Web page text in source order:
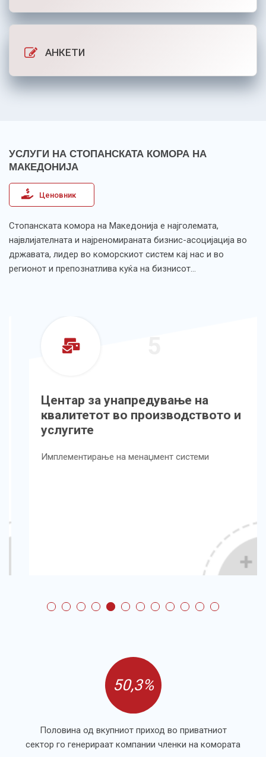
АНКЕТИ
УСЛУГИ НА СТОПАНСКАТА КОМОРА НА
МАКЕДОНИЈА
Ценовник
Стопанската комора на Македонија е најголемата,
највлијателната и најреномираната бизнис-асоцијација во
државата, лидер во коморскиот систем кај нас и во
регионот и препознатлива куќа на бизнисот…
Центар за унапредување на
квалитетот во производството и
услугите
Имплементирање на менаџмент системи
50,3%
Половина од вкупниот приход во приватниот
сектор го генерираат компании членки на комората